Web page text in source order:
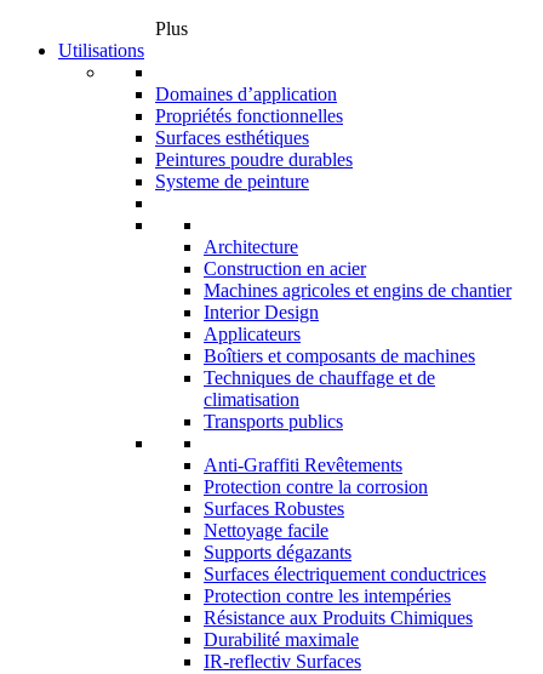
Plus
Utilisations
Domaines d’application
Propriétés fonctionnelles
Surfaces esthétiques
Peintures poudre durables
Systeme de peinture
Architecture
Construction en acier
Machines agricoles et engins de chantier
Interior Design
Applicateurs
Boîtiers et composants de machines
Techniques de chauffage et de
climatisation
Transports publics
Anti-Graffiti Revêtements
Protection contre la corrosion
Surfaces Robustes
Nettoyage facile
Supports dégazants
Surfaces électriquement conductrices
Protection contre les intempéries
Résistance aux Produits Chimiques
Durabilité maximale
IR-reflectiv Surfaces